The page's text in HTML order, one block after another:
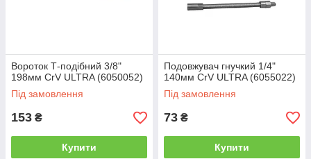
Вороток Т-подібний 3/8"
198мм CrV ULTRA (6050052)
Під замовлення
153 ₴
Купити
Подовжувач гнучкий 1/4"
140мм CrV ULTRA (6055022)
Під замовлення
73 ₴
Купити